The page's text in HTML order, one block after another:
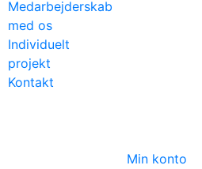
Medarbejderskab
med os
Individuelt
projekt
Kontakt
Min konto